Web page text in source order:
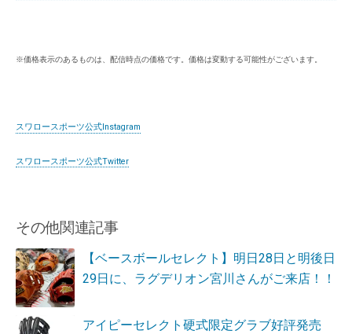
※価格表示のあるものは、配信時点の価格です。価格は変動する可能性がございます。
スワロースポーツ公式Instagram
スワロースポーツ公式Twitter
その他関連記事
【ベースボールセレクト】明日28日と明後日
29日に、ラグデリオン宮川さんがご来店！！
アイピーセレクト硬式限定グラブ好評発売